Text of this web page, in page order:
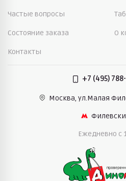
Частые вопросы
Состояние заказа О
Контакты
+7 (495)
Москва, ул.Малая
Ежедневно c